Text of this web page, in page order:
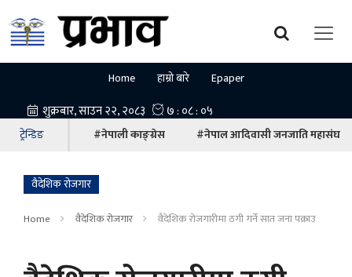
Home हाम्रो बारे Epaper
ट्रेन्डिङ #नेपाली काङ्ग्रेस #नेपाल आदिवासी जनजाति महासंघ
वैदेशिक रोजगार
Home वैदेशिक रोजगार वैदेशिक रोजगारीमा ठगी गर्ने सात जना पक्राउ